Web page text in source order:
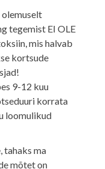
olemuselt
tegemist EI OLE
mis halvab
kortsude
9-12 kuu
korrata
loomulikud
tahaks ma
mõtet on